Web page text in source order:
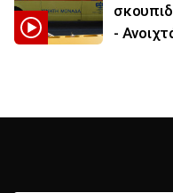
-